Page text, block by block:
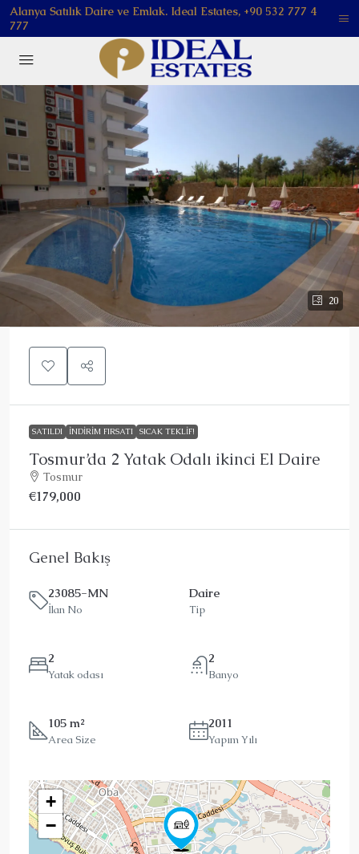
Alanya Satılık Daire ve Emlak. Ideal Estates, +90 532 777 4
777
20
SATILDI İNDIRIM FIRSATI SICAK TEKLIF!
Tosmur’da 2 Yatak Odalı ikinci El Daire
Tosmur
€179,000
Genel Bakış
23085-MN
İlan No
Daire
Tip
2
Yatak odası
2
Banyo
105 m²
Area Size
2011
Yapım Yılı
+
−